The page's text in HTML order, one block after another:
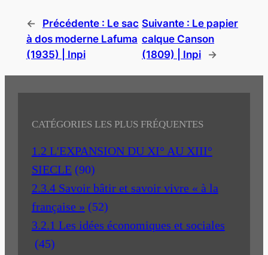
← Précédente : Le sac
à dos moderne Lafuma
(1935) | Inpi
Suivante : Le papier
calque Canson
(1809) | Inpi
→
CATÉGORIES LES PLUS FRÉQUENTES
1.2 L'EXPANSION DU XI° AU XIII°
SIECLE (90)
2.3.4 Savoir bâtir et savoir vivre « à la
française » (52)
3.2.1 Les idées économiques et sociales
(45)